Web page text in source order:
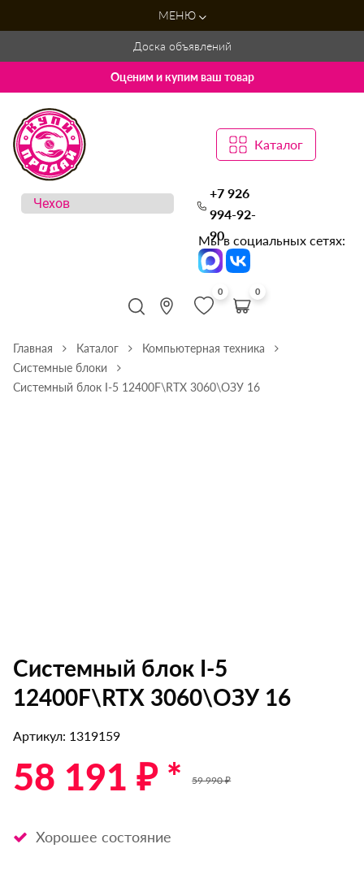
МЕНЮ
Доска объявлений
Оценим и купим ваш товар
Каталог
+7 926
994-92-
90
Мы в социальных сетях:
0 0
Главная Каталог
Компьютерная техника
Системные блоки
Системный блок I-5 12400F\RTX 3060\ОЗУ 16
Системный блок I-5
12400F\RTX 3060\ОЗУ 16
Артикул: 1319159
58 191 ₽ * 59 990 ₽
Хорошее состояние